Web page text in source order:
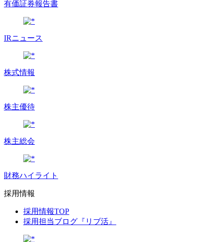
有価証券報告書
IRニュース
株式情報
株主優待
株主総会
財務ハイライト
採用情報
採用情報TOP
採用担当ブログ『リブ活』